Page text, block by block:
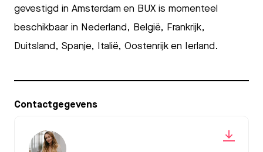
gevestigd in Amsterdam en BUX is momenteel
beschikbaar in Nederland, België, Frankrijk,
Duitsland, Spanje, Italië, Oostenrijk en Ierland.
Contactgegevens